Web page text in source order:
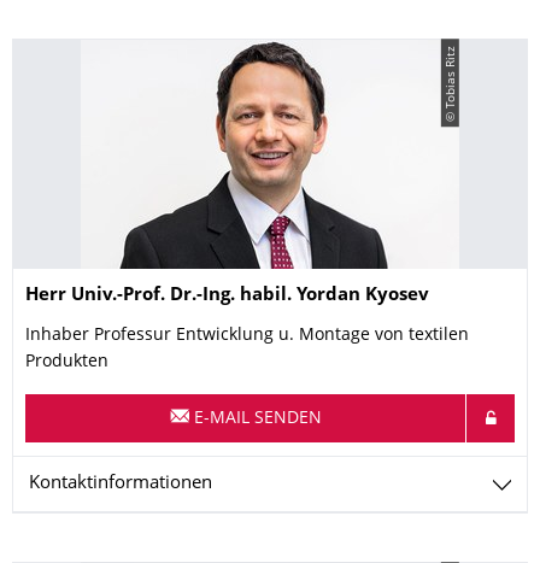
© Tobias Ritz
Name
Herr Univ.-Prof. Dr.-Ing. habil. Yordan Kyosev
Inhaber Professur Entwicklung u. Montage von textilen
Produkten
E-MAIL SENDEN
Kontaktinformationen